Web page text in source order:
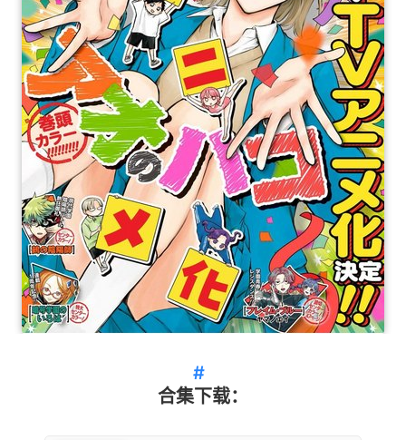
合集下载：